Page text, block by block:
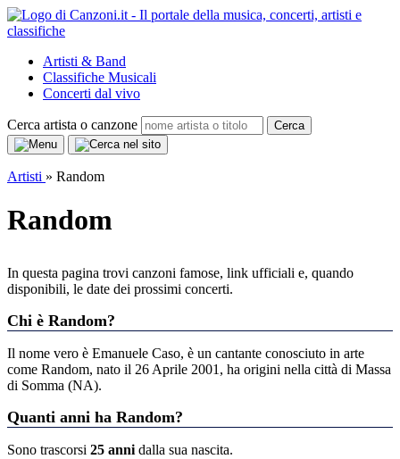
Artisti & Band
Classifiche Musicali
Concerti dal vivo
Cerca artista o canzone Cerca
Artisti » Random
Random
In questa pagina trovi canzoni famose, link ufficiali e, quando
disponibili, le date dei prossimi concerti.
Chi è Random?
Il nome vero è Emanuele Caso, è un cantante conosciuto in arte
come Random, nato il 26 Aprile 2001, ha origini nella città di Massa
di Somma (NA).
Quanti anni ha Random?
Sono trascorsi 25 annidalla sua nascita.